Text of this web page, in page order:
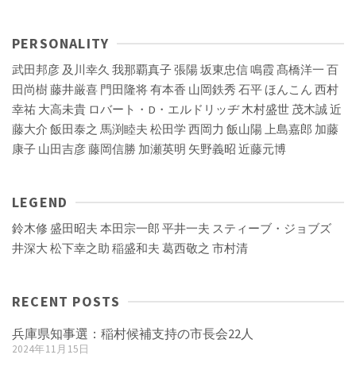
PERSONALITY
武田邦彦 及川幸久 我那覇真子張陽坂東忠信鳴霞 髙橋洋一 百
田尚樹藤井厳喜 門田隆将有本香 山岡鉄秀 石平 ほんこん 西村
幸祐 大高未貴 ロバート・D・エルドリッヂ木村盛世 茂木誠近
藤大介 飯田泰之 馬渕睦夫 松田学 西岡力 飯山陽上島嘉郎 加藤
康子 山田吉彦藤岡信勝 加瀬英明 矢野義昭 近藤元博
LEGEND
鈴木修 盛田昭夫 本田宗一郎 平井一夫 スティーブ・ジョブズ
井深大 松下幸之助 稲盛和夫 葛西敬之 市村清
RECENT POSTS
兵庫県知事選：稲村候補支持の市長会22人
2024年11月15日